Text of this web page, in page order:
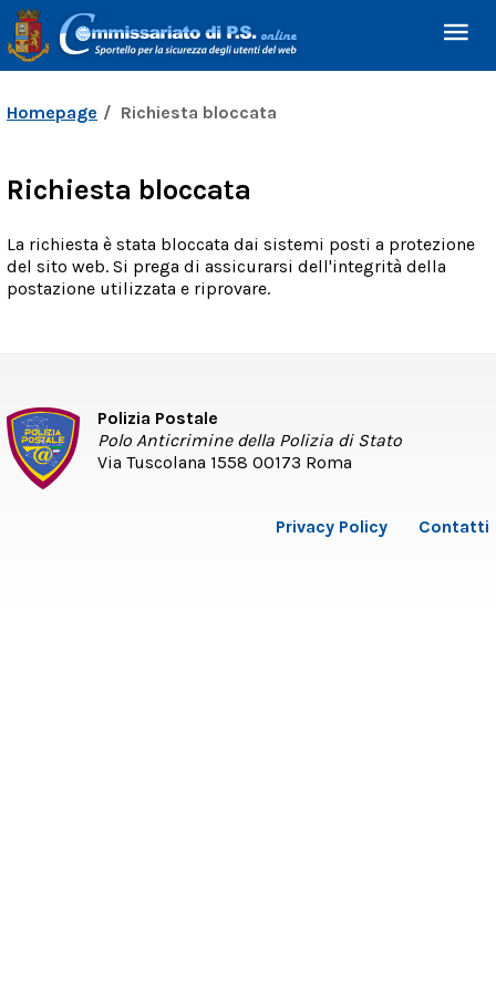
Homepage Richiesta bloccata
Richiesta bloccata
La richiesta è stata bloccata dai sistemi posti a protezione
del sito web. Si prega di assicurarsi dell'integrità della
postazione utilizzata e riprovare.
Polizia Postale
Polo Anticrimine della Polizia di Stato
Via Tuscolana 1558 00173 Roma
Privacy Policy Contatti